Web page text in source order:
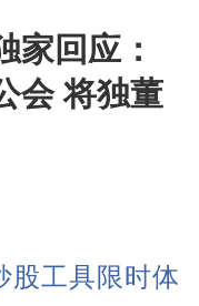
家回应：
会 将独董
股工具限时体